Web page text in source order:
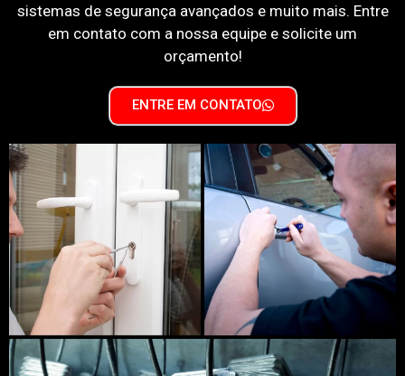
sistemas de segurança avançados e muito mais. Entre
em contato com a nossa equipe e solicite um
orçamento!
ENTRE EM CONTATO